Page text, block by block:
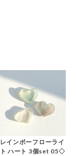
レインボーフローライ
ト ハート 3個set 05◇